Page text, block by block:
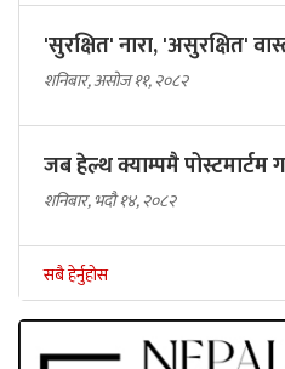
'सुरक्षित' नारा, 'असुरक्षित'
शनिबार, असोज ११, २०८२
जब हेल्थ क्याम्पमै पोस्टमार्टम
शनिबार, भदौ १४, २०८२
सबै हेर्नुहोस